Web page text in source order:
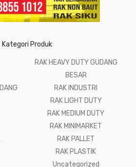
Kategori Produk
RAK HEAVY DUTY GUDANG
BESAR
RAK INDUSTRI
RAK LIGHT DUTY
RAK MEDIUM DUTY
RAK MINIMARKET
RAK PALLET
RAK PLASTIK
Uncategorized